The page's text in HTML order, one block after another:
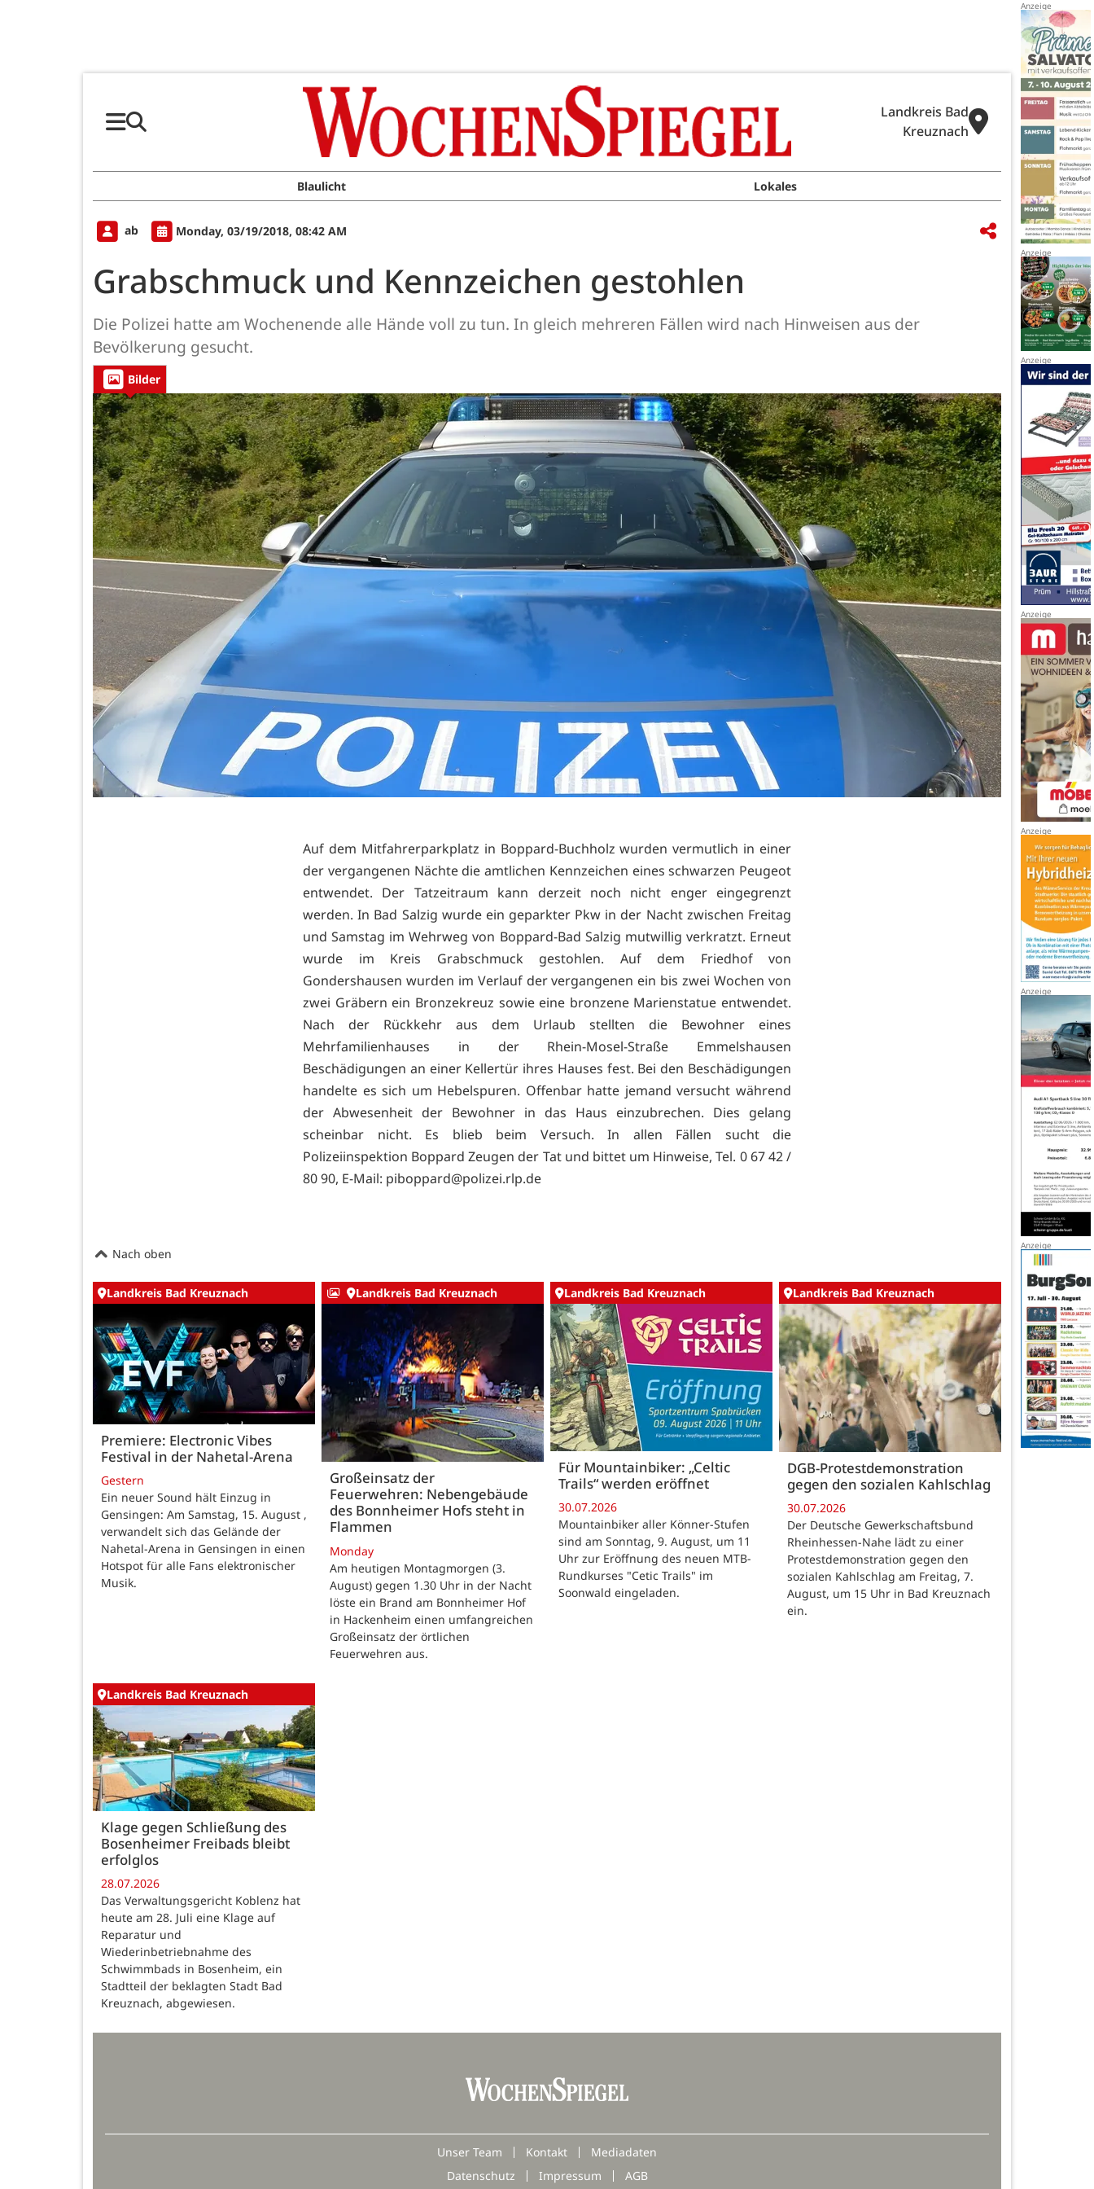
Landkreis Bad
Kreuznach
Blaulicht Lokales
ab Monday, 03/19/2018, 08:42 AM
Grabschmuck und Kennzeichen gestohlen
Die Polizei hatte am Wochenende alle Hände voll zu tun. In gleich mehreren Fällen wird nach Hinweisen aus der
Bevölkerung gesucht.
Bilder
Auf dem Mitfahrerparkplatz in Boppard-Buchholz wurden vermutlich in einer
der vergangenen Nächte die amtlichen Kennzeichen eines schwarzen Peugeot
entwendet. Der Tatzeitraum kann derzeit noch nicht enger eingegrenzt
werden. In Bad Salzig wurde ein geparkter Pkw in der Nacht zwischen Freitag
und Samstag im Wehrweg von Boppard-Bad Salzig mutwillig verkratzt. Erneut
wurde im Kreis Grabschmuck gestohlen. Auf dem Friedhof von
Gondershausen wurden im Verlauf der vergangenen ein bis zwei Wochen von
zwei Gräbern ein Bronzekreuz sowie eine bronzene Marienstatue entwendet.
Nach der Rückkehr aus dem Urlaub stellten die Bewohner eines
Mehrfamilienhauses in der Rhein-Mosel-Straße Emmelshausen
Beschädigungen an einer Kellertür ihres Hauses fest. Bei den Beschädigungen
handelte es sich um Hebelspuren. Offenbar hatte jemand versucht während
der Abwesenheit der Bewohner in das Haus einzubrechen. Dies gelang
scheinbar nicht. Es blieb beim Versuch. In allen Fällen sucht die
Polizeiinspektion Boppard Zeugen der Tat und bittet um Hinweise, Tel. 0 67 42 /
80 90, E-Mail: piboppard@polizei.rlp.de
Nach oben
Landkreis Bad Kreuznach
Premiere: Electronic Vibes
Festival in der Nahetal-Arena
Gestern
Ein neuer Sound hält Einzug in
Gensingen: Am Samstag, 15. August ,
verwandelt sich das Gelände der
Nahetal-Arena in Gensingen in einen
Hotspot für alle Fans elektronischer
Musik.
Landkreis Bad Kreuznach
Großeinsatz der
Feuerwehren: Nebengebäude
des Bonnheimer Hofs steht in
Flammen
Monday
Am heutigen Montagmorgen (3.
August) gegen 1.30 Uhr in der Nacht
löste ein Brand am Bonnheimer Hof
in Hackenheim einen umfangreichen
Großeinsatz der örtlichen
Feuerwehren aus.
Landkreis Bad Kreuznach
Für Mountainbiker: „Celtic
Trails“ werden eröffnet
30.07.2026
Mountainbiker aller Könner-Stufen
sind am Sonntag, 9. August, um 11
Uhr zur Eröffnung des neuen MTB-
Rundkurses "Cetic Trails" im
Soonwald eingeladen.
Landkreis Bad Kreuznach
DGB-Protestdemonstration
gegen den sozialen Kahlschlag
30.07.2026
Der Deutsche Gewerkschaftsbund
Rheinhessen-Nahe lädt zu einer
Protestdemonstration gegen den
sozialen Kahlschlag am Freitag, 7.
August, um 15 Uhr in Bad Kreuznach
ein.
Landkreis Bad Kreuznach
Klage gegen Schließung des
Bosenheimer Freibads bleibt
erfolglos
28.07.2026
Das Verwaltungsgericht Koblenz hat
heute am 28. Juli eine Klage auf
Reparatur und
Wiederinbetriebnahme des
Schwimmbads in Bosenheim, ein
Stadtteil der beklagten Stadt Bad
Kreuznach, abgewiesen.
Unser Team Kontakt
Mediadaten
Datenschutz
Impressum AGB